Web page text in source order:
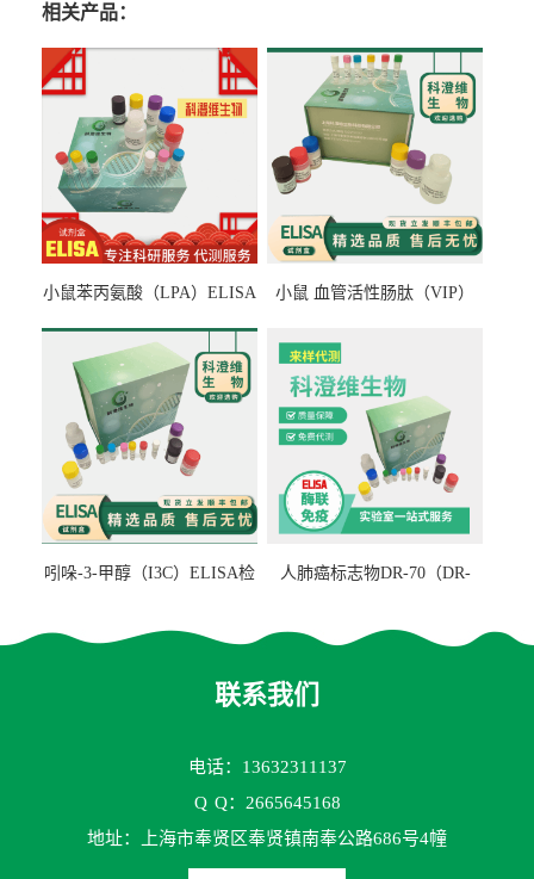
相关产品：
小鼠苯丙氨酸（LPA）ELISA
小鼠 血管活性肠肽（VIP）
吲哚-3-甲醇（I3C）ELISA检
人肺癌标志物DR-70（DR-
联系我们
电话：13632311137
Q Q：2665645168
地址：上海市奉贤区奉贤镇南奉公路686号4幢